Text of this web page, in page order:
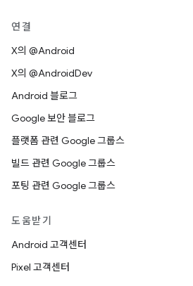
연결
X의 @Android
X의 @AndroidDev
Android 블로그
Google 보안 블로그
플랫폼 관련 Google 그룹스
빌드 관련 Google 그룹스
포팅 관련 Google 그룹스
도움받기
Android 고객센터
Pixel 고객센터